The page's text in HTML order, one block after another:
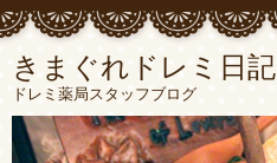
きまぐれドレミ日記
ドレミ薬局スタッフブログ